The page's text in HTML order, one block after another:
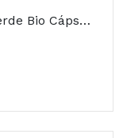
Arkopharma Arkocápsulas Chá Verde Bio Cápsulas x40 Unidade(S)